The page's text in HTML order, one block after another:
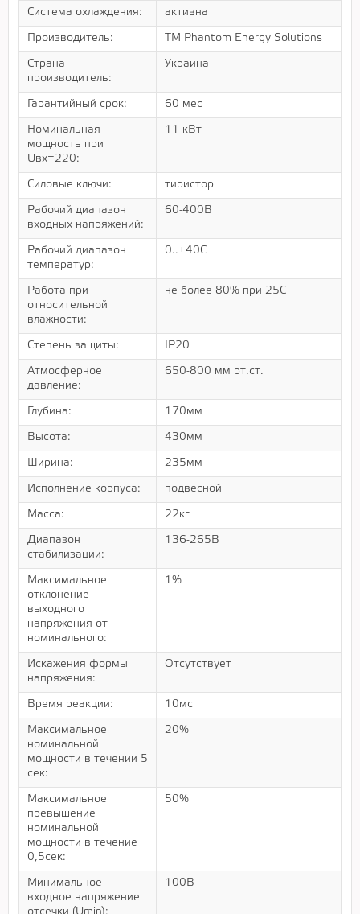
Система охлаждения: активна
Производитель: ТМ Phantom Energy Solutions
Страна-
производитель:
Украина
Гарантийный срок: 60 мес
Номинальная
мощность при
Uвх=220:
11 кВт
Силовые ключи: тиристор
Рабочий диапазон
входных напряжений:
60-400В
Рабочий диапазон
температур:
0..+40С
Работа при
относительной
влажности:
не более 80% при 25С
Степень защиты: IP20
Атмосферное
давление:
650-800 мм рт.ст.
Глубина: 170мм
Высота: 430мм
Ширина: 235мм
Исполнение корпуса: подвесной
Масса: 22кг
Диапазон
стабилизации:
136-265В
Максимальное
отклонение
выходного
напряжения от
номинального:
1%
Искажения формы
напряжения:
Отсутствует
Время реакции: 10мс
Максимальное
номинальной
мощности в течении 5
сек:
20%
Максимальное
превышение
номинальной
мощности в течение
0,5сек:
50%
Минимальное
входное напряжение
отсечки (Umin):
100В